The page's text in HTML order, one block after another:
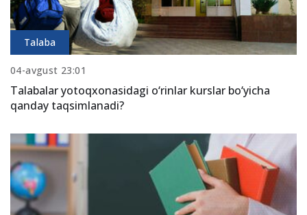
Talaba
04-avgust 23:01
Talabalar yotoqxonasidagi o‘rinlar kurslar bo‘yicha
qanday taqsimlanadi?